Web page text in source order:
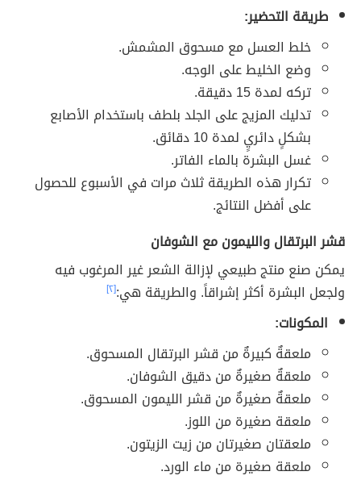
طريقة التحضير:
خلط العسل مع مسحوق المشمش.
وضع الخليط على الوجه.
تركه لمدة 15 دقيقة.
تدليك المزيج على الجلد بلطف باستخدام الأصابع
بشكلٍ دائريٍ لمدة 10 دقائق.
غسل البشرة بالماء الفاتر.
تكرار هذه الطريقة ثلاث مرات في الأسبوع للحصول
على أفضل النتائج.
قشر البرتقال والليمون مع الشوفان
يمكن صنع منتج طبيعي لإزالة الشعر غير المرغوب فيه
ولجعل البشرة أكثر إشراقاً. والطريقة هي:[٢]
المكونات:
ملعقةٌ كبيرةٌ من قشر البرتقال المسحوق.
ملعقةٌ صغيرةٌ من دقيق الشوفان.
ملعقةٌ صغيرةٌ من قشر الليمون المسحوق.
ملعقة صغيرة من اللوز.
ملعقتان صغيرتان من زيت الزيتون.
ملعقة صغيرة من ماء الورد.